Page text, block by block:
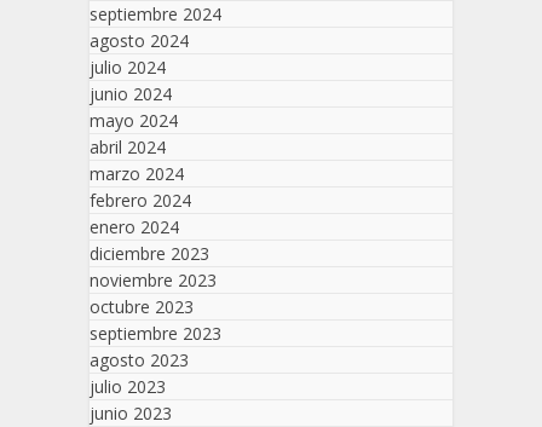
septiembre 2024
agosto 2024
julio 2024
junio 2024
mayo 2024
abril 2024
marzo 2024
febrero 2024
enero 2024
diciembre 2023
noviembre 2023
octubre 2023
septiembre 2023
agosto 2023
julio 2023
junio 2023